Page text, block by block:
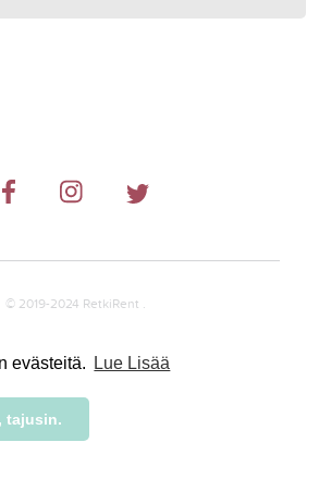
evästeitä. Lue Lisää
tajusin.
© 2019-2024 RetkiRent .